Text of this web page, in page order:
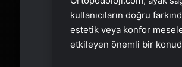
kullanıcıların doğru
estetik veya konfor
etkileyen önemli bir